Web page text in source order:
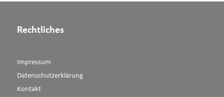
Rechtliches
Impressum
Datenschutzerklärung
Kontakt